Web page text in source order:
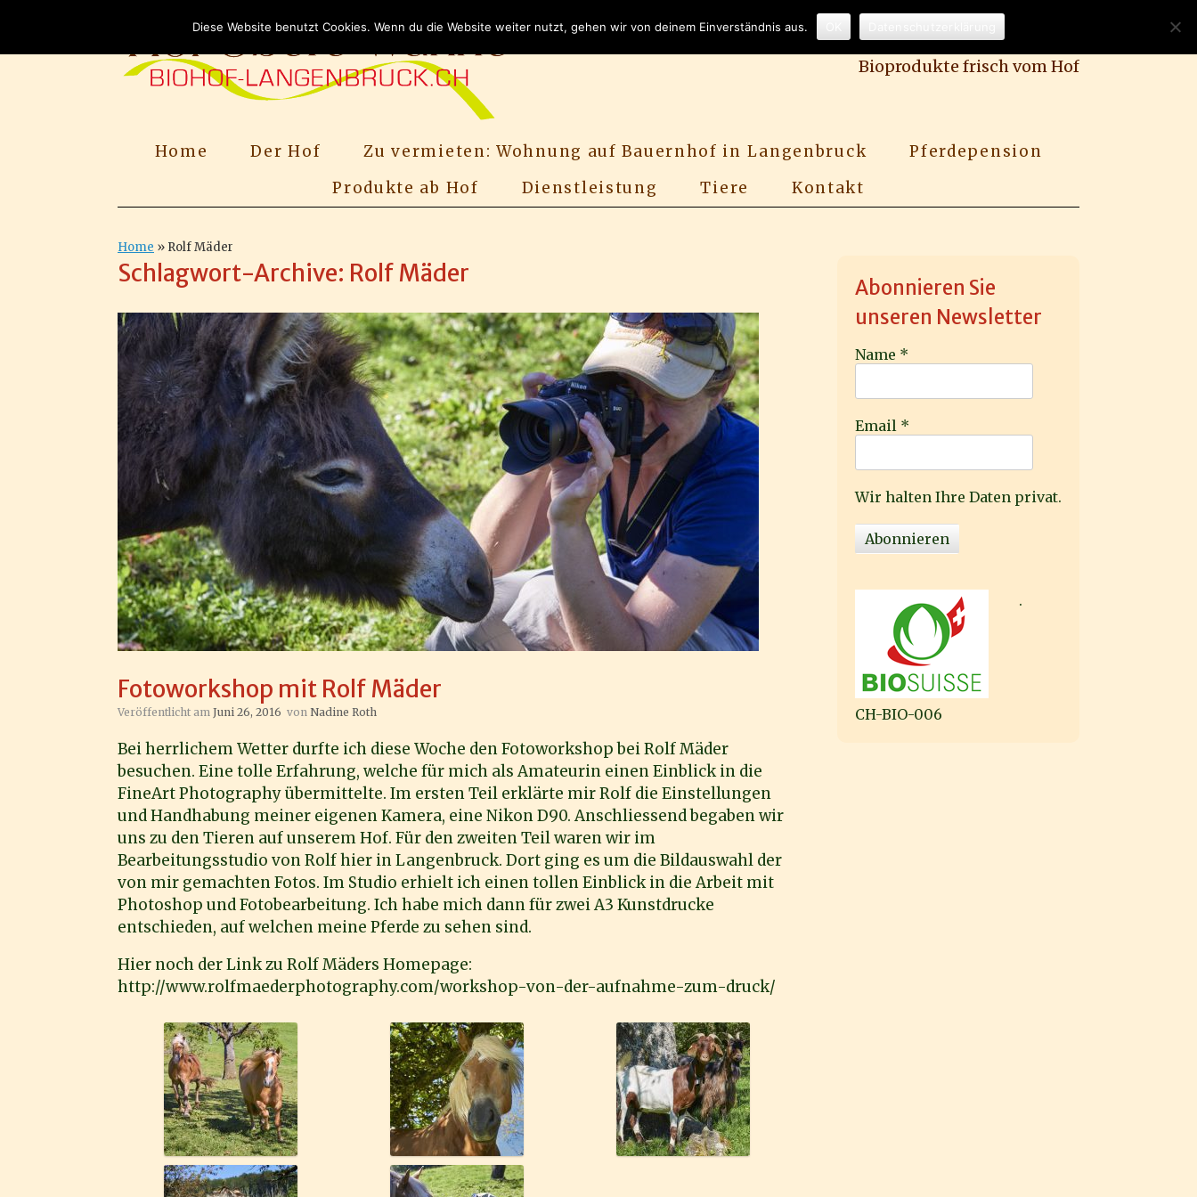
Bioprodukte frisch vom Hof
Home Der Hof Zu vermieten: Wohnung auf Bauernhof in Langenbruck
Pferdepension
Produkte ab Hof
Dienstleistung Tiere Kontakt
Home » Rolf Mäder
Schlagwort-Archive: Rolf Mäder
Fotoworkshop mit Rolf Mäder
Veröffentlicht am Juni 26, 2016 von Nadine Roth
Bei herrlichem Wetter durfte ich diese Woche den Fotoworkshop bei Rolf Mäder
besuchen. Eine tolle Erfahrung, welche für mich als Amateurin einen Einblick in die
FineArt Photography übermittelte. Im ersten Teil erklärte mir Rolf die Einstellungen
und Handhabung meiner eigenen Kamera, eine Nikon D90. Anschliessend begaben wir
uns zu den Tieren auf unserem Hof. Für den zweiten Teil waren wir im
Bearbeitungsstudio von Rolf hier in Langenbruck. Dort ging es um die Bildauswahl der
von mir gemachten Fotos. Im Studio erhielt ich einen tollen Einblick in die Arbeit mit
Photoshop und Fotobearbeitung. Ich habe mich dann für zwei A3 Kunstdrucke
entschieden, auf welchen meine Pferde zu sehen sind.
Hier noch der Link zu Rolf Mäders Homepage:
http://www.rolfmaederphotography.com/workshop-von-der-aufnahme-zum-druck/
Abonnieren Sie
unseren Newsletter
Name *
Email *
Wir halten Ihre Daten privat.
CH-BIO-006
.
Diese Website benutzt Cookies. Wenn du die Website weiter nutzt, gehen wir von deinem Einverständnis aus.